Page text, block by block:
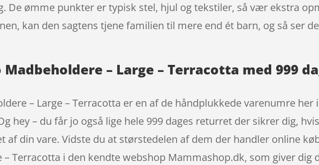
De ømme punkter er typisk stel, hjul og tekstiler, så vær ekstra
kan den sagtens tjene familien til mere end ét barn, og så ser
– Large – Terracotta med 999
– Large – Terracotta er en af de håndplukkede varenumre her
hey – du får jo også lige hele 999 dages returret der sikrer dig,
din vare. Vidste du at størstedelen af dem der handler online
– Terracotta i den kendte webshop Mammashop.dk, som giver dig